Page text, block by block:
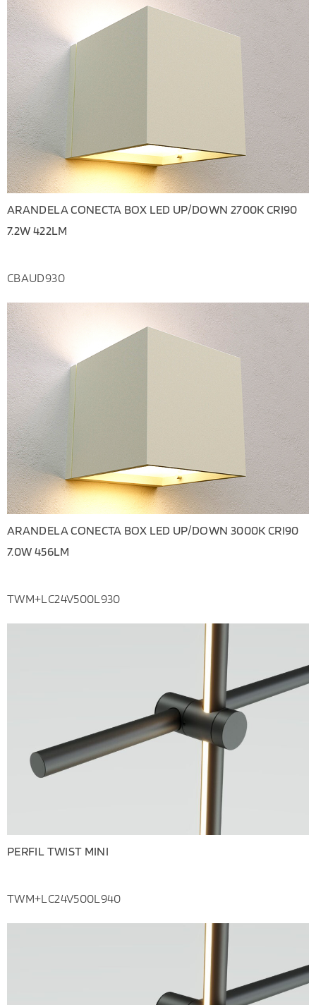
ARANDELA CONECTA BOX LED UP/DOWN 2700K CRI90
7.2W 422LM
CBAUD930
ARANDELA CONECTA BOX LED UP/DOWN 3000K CRI90
7.0W 456LM
TWM+LC24V500L930
PERFIL TWIST MINI
TWM+LC24V500L940